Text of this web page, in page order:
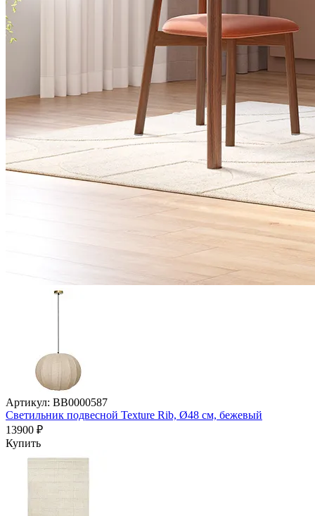
Артикул: BB0000587
Светильник подвесной Texture Rib, Ø48 см, бежевый
13900 ₽
Купить